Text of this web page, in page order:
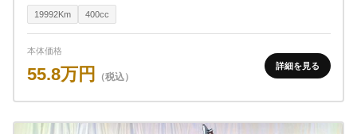
19992Km 400cc
本体価格
55.8万円 （税込）
詳細を見る